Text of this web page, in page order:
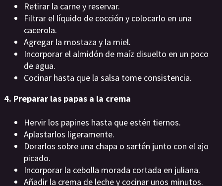
Retirar la carne y reservar.
Filtrar el líquido de cocción y colocarlo en una
cacerola.
Agregar la mostaza y la miel.
Incorporar el almidón de maíz disuelto en un poco
de agua.
Cocinar hasta que la salsa tome consistencia.
4. Preparar las papas a la crema
Hervir los papines hasta que estén tiernos.
Aplastarlos ligeramente.
Dorarlos sobre una chapa o sartén junto con el ajo
picado.
Incorporar la cebolla morada cortada en juliana.
Añadir la crema de leche y cocinar unos minutos.